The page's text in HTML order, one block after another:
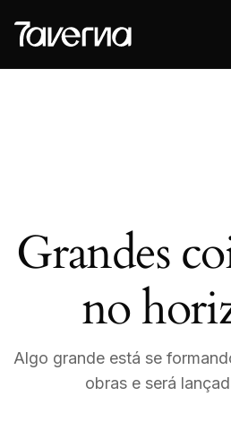
BLOG
Grandes
no
Algo grande está se
obras e será